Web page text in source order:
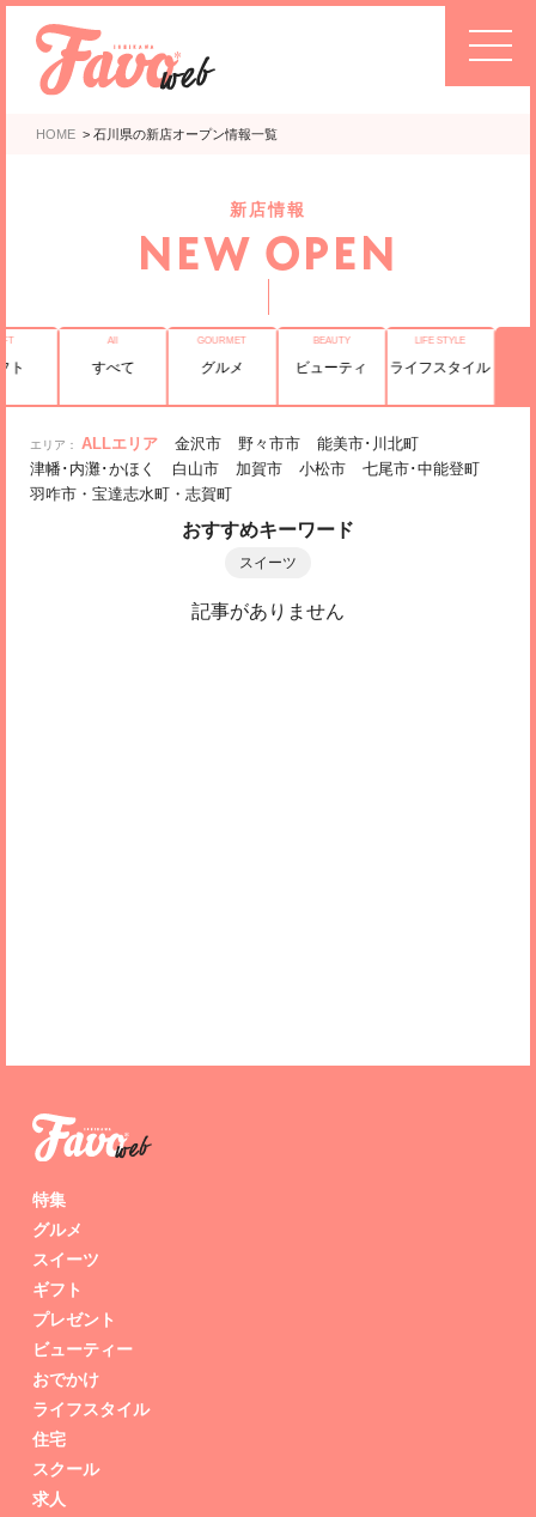
HOME > 石川県の新店オープン情報一覧
新店情報
NEW OPEN
ト すべて グルメ ビューティ ライフスタイル
ALLエリア 金沢市 野々市市
能美市･川北町
津幡･内灘･かほく
白山市 加賀市 小松市
七尾市･中能登町
羽咋市・宝達志水町・志賀町
おすすめキーワード
スイーツ
記事がありません
特集
グルメ
スイーツ
ギフト
プレゼント
ビューティー
おでかけ
ライフスタイル
住宅
スクール
求人